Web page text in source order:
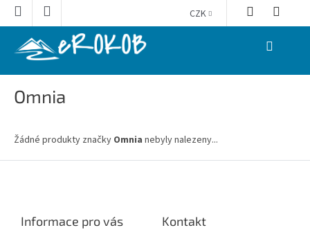
Přejít
CZK
NÁKUPNÍ
Omnia
Žádné produkty značky Omnia nebyly nalezeny...
Informace pro vás Kontakt